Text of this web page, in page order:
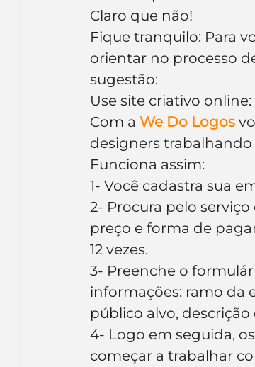
Claro que não!
Fique tranquilo: Para
orientar no processo
sugestão:
Use site criativo online:
Com a We Do Logos
designers trabalhando
Funciona assim:
1- Você cadastra sua
2- Procura pelo
preço e forma de
12 vezes.
3- Preenche o
informações: ramo da
público alvo,
4- Logo em seguida,
começar a trabalhar